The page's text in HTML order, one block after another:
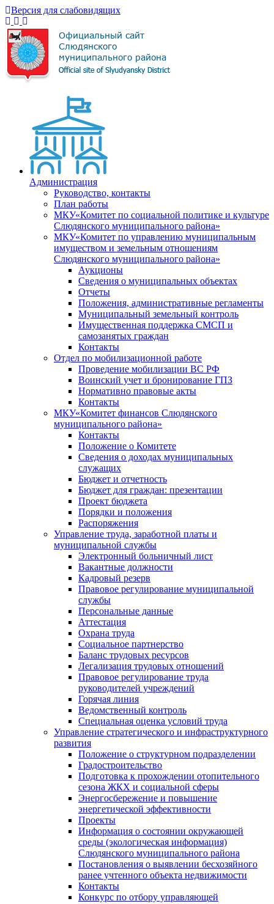
Версия для слабовидящих
Администрация
Руководство, контакты
План работы
МКУ«Комитет по социальной политике и культуре
Слюдянского муниципального района»
МКУ«Комитет по управлению муниципальным
имуществом и земельным отношениям
Слюдянского муниципального района»
Аукционы
Сведения о муниципальных объектах
Отчеты
Положения, административные регламенты
Муниципальный земельный контроль
Имущественная поддержка СМСП и
самозанятых граждан
Контакты
Отдел по мобилизационной работе
Проведение мобилизации ВС РФ
Воинский учет и бронирование ГПЗ
Нормативно правовые акты
Контакты
МКУ«Комитет финансов Слюдянского
муниципального района»
Контакты
Положение о Комитете
Сведения о доходах муниципальных
служащих
Бюджет и отчетность
Бюджет для граждан: презентации
Проект бюджета
Порядки и положения
Распоряжения
Управление труда, заработной платы и
муниципальной службы
Электронный больничный лист
Вакантные должности
Кадровый резерв
Правовое регулирование муниципальной
службы
Персональные данные
Аттестация
Охрана труда
Социальное партнерство
Баланс трудовых ресурсов
Легализация трудовых отношений
Правовое регулирование труда
руководителей учреждений
Горячая линия
Ведомственный контроль
Специальная оценка условий труда
Управление стратегического и инфраструктурного
развития
Положение о структурном подразделении
Градостроительство
Подготовка к прохождении отопительного
сезона ЖКХ и социальной сферы
Энергосбережение и повышение
энергетической эффективности
Проекты
Информация о состоянии окружающей
среды (экологическая информация)
Слюдянского муниципального района
Постановления о выявлении бесхозяйного
ранее учтенного объекта недвижимости
Контакты
Конкурс по отбору управляющей